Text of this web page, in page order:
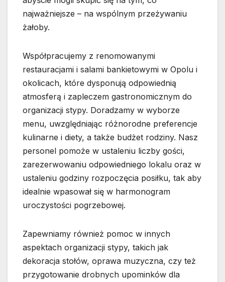
najważniejsze – na wspólnym przeżywaniu
żałoby.
Współpracujemy z renomowanymi
restauracjami i salami bankietowymi w Opolu i
okolicach, które dysponują odpowiednią
atmosferą i zapleczem gastronomicznym do
organizacji stypy. Doradzamy w wyborze
menu, uwzględniając różnorodne preferencje
kulinarne i diety, a także budżet rodziny. Nasz
personel pomoże w ustaleniu liczby gości,
zarezerwowaniu odpowiedniego lokalu oraz w
ustaleniu godziny rozpoczęcia posiłku, tak aby
idealnie wpasował się w harmonogram
uroczystości pogrzebowej.
Zapewniamy również pomoc w innych
aspektach organizacji stypy, takich jak
dekoracja stołów, oprawa muzyczna, czy też
przygotowanie drobnych upominków dla